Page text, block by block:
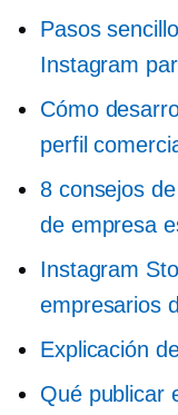
Pasos
Instagram
Cómo
perfil
8 consejos
de empresa
Instagram
empresarios
Explicación
Qué publicar